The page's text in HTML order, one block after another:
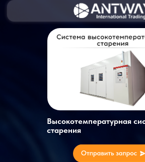
Высокотемпературная
старения